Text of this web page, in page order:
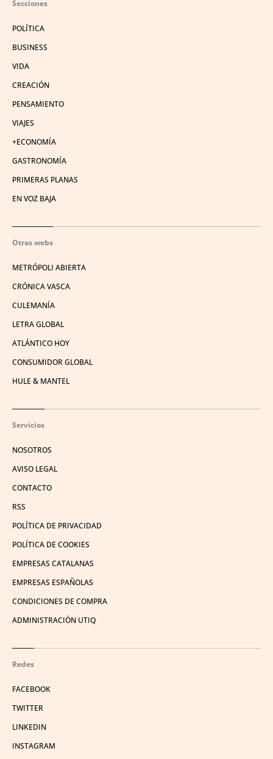
Secciones
POLÍTICA
BUSINESS
VIDA
CREACIÓN
PENSAMIENTO
VIAJES
+ECONOMÍA
GASTRONOMÍA
PRIMERAS PLANAS
EN VOZ BAJA
Otras webs
METRÓPOLI ABIERTA
CRÓNICA VASCA
CULEMANÍA
LETRA GLOBAL
ATLÁNTICO HOY
CONSUMIDOR GLOBAL
HULE & MANTEL
Servicios
NOSOTROS
AVISO LEGAL
CONTACTO
RSS
POLÍTICA DE PRIVACIDAD
POLÍTICA DE COOKIES
EMPRESAS CATALANAS
EMPRESAS ESPAÑOLAS
CONDICIONES DE COMPRA
ADMINISTRACIÓN UTIQ
Redes
FACEBOOK
TWITTER
LINKEDIN
INSTAGRAM